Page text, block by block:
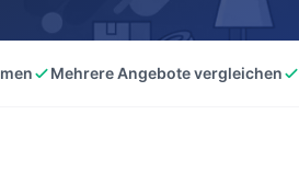
Mehrere Angebote vergleichen